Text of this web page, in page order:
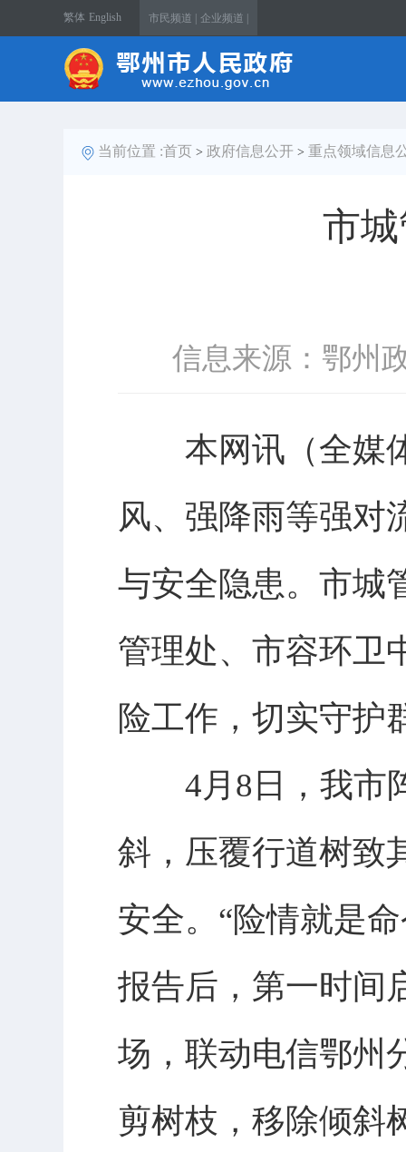
繁体 English 市民频道 | 企业频道 |
当前位置 :首页 > 政府信息公开 > 重点领域信息
市
信息来源：鄂州
本网讯（全媒体
风、强降雨等强对
与安全隐患。市城
管理处、市容环卫
险工作，切实守护
4月8日，我市阵
斜，压覆行道树致
安全。“险情就是
报告后，第一时间
场，联动电信鄂州
剪树枝，移除倾斜